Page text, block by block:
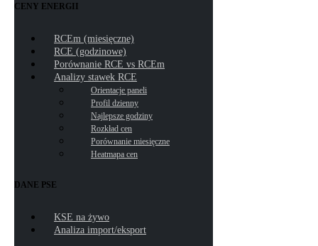
CENY ENERGII
RCEm (miesięczne)
RCE (godzinowe)
Porównanie RCE vs RCEm
Analizy stawek RCE
Orientacje paneli
Profil dzienny
Najlepsze godziny
Rozkład cen
Porównanie miesięczne
Heatmapa cen
DANE PSE
KSE na żywo
Analiza import/eksport